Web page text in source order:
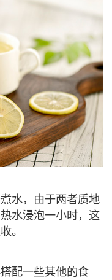
水，由于两者质地
水浸泡一小时，这
。
配一些其他的食